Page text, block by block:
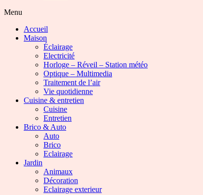
Menu
Accueil
Maison
Éclairage
Electricité
Horloge – Réveil – Station météo
Optique – Multimedia
Traitement de l’air
Vie quotidienne
Cuisine & entretien
Cuisine
Entretien
Brico & Auto
Auto
Brico
Eclairage
Jardin
Animaux
Décoration
Eclairage exterieur